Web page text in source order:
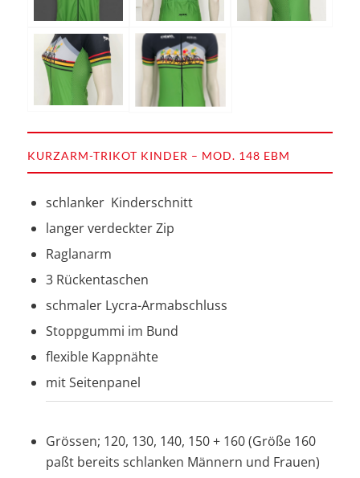
KURZARM-TRIKOT KINDER – MOD. 148 EBM
schlanker Kinderschnitt
langer verdeckter Zip
Raglanarm
3 Rückentaschen
schmaler Lycra-Armabschluss
Stoppgummi im Bund
flexible Kappnähte
mit Seitenpanel
Grössen; 120, 130, 140, 150 + 160 (Größe 160
paßt bereits schlanken Männern und Frauen)